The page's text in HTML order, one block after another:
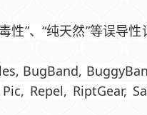
性”、“纯天然”等误导
BugBand,
Repel, RiptGear,